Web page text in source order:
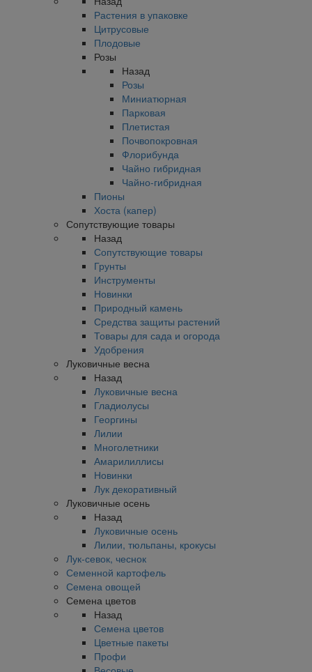
Растения в упаковке
Цитрусовые
Плодовые
Розы
Назад
Розы
Миниатюрная
Парковая
Плетистая
Почвопокровная
Флорибунда
Чайно гибридная
Чайно-гибридная
Пионы
Хоста (капер)
Сопутствующие товары
Назад
Сопутствующие товары
Грунты
Инструменты
Новинки
Природный камень
Средства защиты растений
Товары для сада и огорода
Удобрения
Луковичные весна
Назад
Луковичные весна
Гладиолусы
Георгины
Лилии
Многолетники
Амарилиллисы
Новинки
Лук декоративный
Луковичные осень
Назад
Луковичные осень
Лилии, тюльпаны, крокусы
Лук-севок, чеснок
Семенной картофель
Семена овощей
Семена цветов
Назад
Семена цветов
Цветные пакеты
Профи